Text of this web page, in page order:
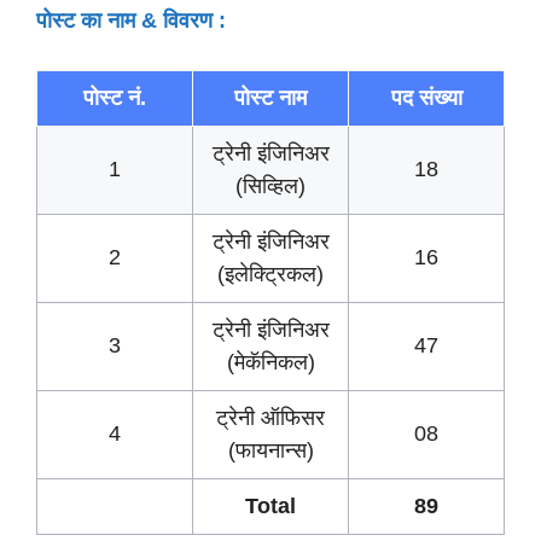
पोस्ट का नाम & विवरण :
पोस्ट नं. पोस्ट नाम पद संख्या
1
ट्रेनी इंजिनिअर
(सिव्हिल)
18
2
ट्रेनी इंजिनिअर
(इलेक्ट्रिकल)
16
3
ट्रेनी इंजिनिअर
(मेकॅनिकल)
47
4
ट्रेनी ऑफिसर
(फायनान्स)
08
Total 89